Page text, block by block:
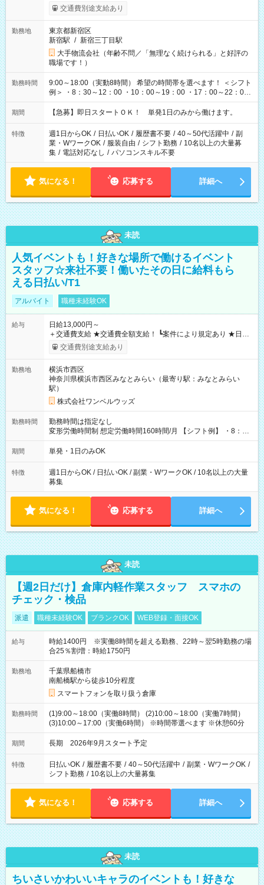
交通費別途支給あり
勤務地
東京都新宿区
新宿駅 / 新宿三丁目駅
大手物流会社（年齢不問／「無理なく続けられる」と好評の
職場です！）
勤務時間
9:00～18:00（実動8時間） 希望の時間帯を選べます！ ＜シフト
例＞ ・8：30～12：00 ・10：00～19：00 ・17：00～22：00
・13：00～22：00 ・22：00～翌6：00 など
期間 【急募】即日スタートＯＫ！ 単発1日のみから働けます。
特徴 週1日からOK / 日払いOK / 履歴書不要 / 40～50代活躍中 / 副
業・WワークOK / 服装自由 / シフト勤務 / 10名以上の大量募
集 / 電話対応なし / パソコンスキル不要
気になる！ 応募する 詳細へ
未読
人気イベントも！好きな場所で働けるイベント
スタッフ☆来社不要！働いたその日に給料もら
える日払い/T1
アルバイト 職種未経験OK
給与
日給13,000円～
＋交通費支給 ★交通費全額支給！ ┗案件により規定あり ★日払
いOK！（規定あり） ┗働いたその日に現金GET♪ お仕事後はコ
ンビニATMから 日払い分を引き落とせます！ 【試用期間】試
交通費別途支給あり
勤務地
横浜市西区
神奈川県横浜市西区みなとみらい（最寄り駅：みなとみらい
駅）
株式会社ワンベルウッズ
勤務時間
勤務時間は指定なし
変形労働時間制 想定労働時間160時間/月 【シフト例】 ・8：00
～21：00
期間 単発・1日のみOK
特徴
週1日からOK / 日払いOK / 副業・WワークOK / 10名以上の大量
募集
気になる！ 応募する 詳細へ
未読
【週2日だけ】倉庫内軽作業スタッフ スマホの
チェック・検品
派遣 職種未経験OK ブランクOK WEB登録・面接OK
給与
時給1400円 ※実働8時間を超える勤務、22時～翌5時勤務の場
合25％割増：時給1750円
勤務地
千葉県船橋市
南船橋駅から徒歩10分程度
スマートフォンを取り扱う倉庫
勤務時間
(1)9:00～18:00（実働8時間） (2)10:00～18:00（実働7時間）
(3)10:00～17:00（実働6時間） ※時間帯選べます ※休憩60分
期間 長期 2026年9月スタート予定
特徴 日払いOK / 履歴書不要 / 40～50代活躍中 / 副業・WワークOK /
シフト勤務 / 10名以上の大量募集
気になる！ 応募する 詳細へ
未読
ちいさいかわいいキャラのイベントも！好きな